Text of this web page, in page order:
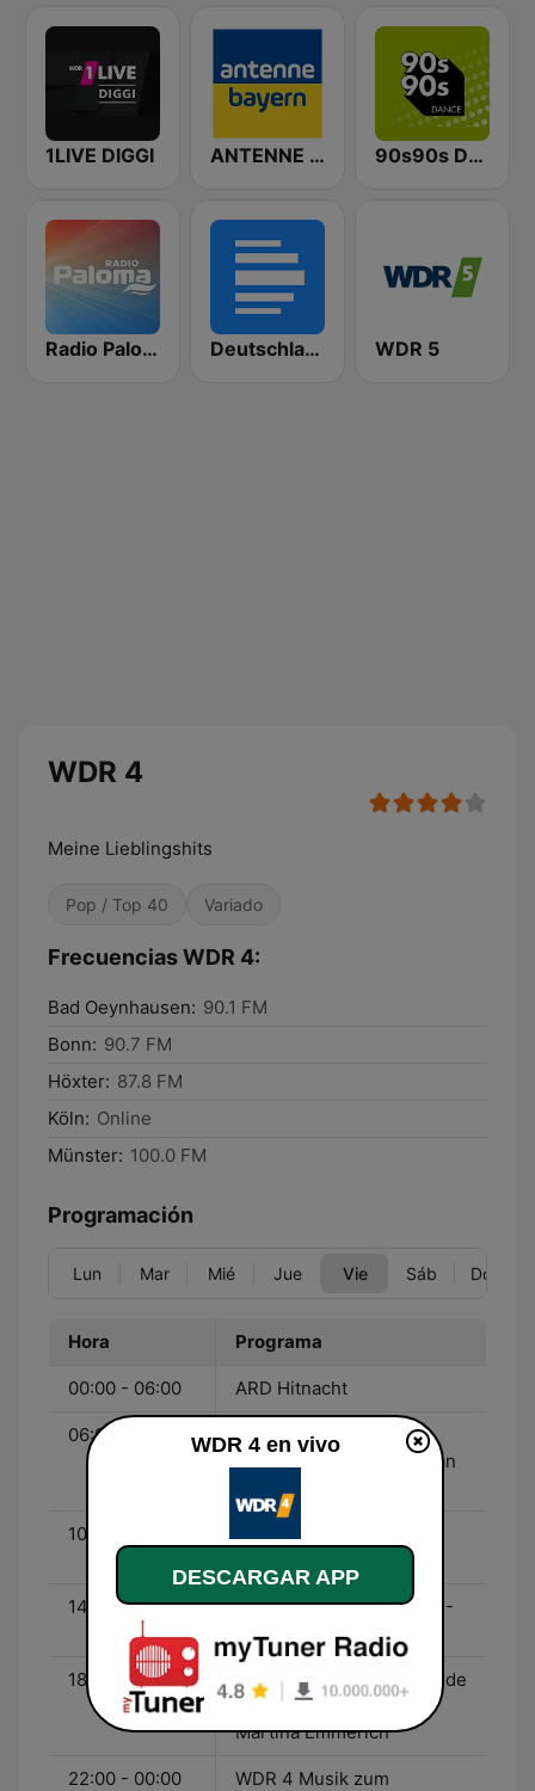
1LIVE DIGGI ANTENNE BAYERN 90s90s Dance
Radio Paloma Deutschlandfunk WDR 5
WDR 4
Meine Lieblingshits
Pop / Top 40 Variado
Frecuencias WDR 4:
Bad Oeynhausen: 90.1 FM
Bonn: 90.7 FM
Höxter: 87.8 FM
Köln: Online
Münster: 100.0 FM
Programación
Lun Mar Mié Jue Vie Sáb Dom
Hora Programa
00:00 - 06:00 ARD Hitnacht
06:00 - 10:00
WDR 4 Mein Morgen -
Heike Knispel und Bastian
Bender
10:00 - 14:00
WDR 4 Hier und Heute -
14:00 - 18:00
WDR 4 Mein Nachmittag -
Bernd Brüggemann
18:00 - 22:00
WDR 4 Ab ins Wochenende
- Die 70er/80er Show -
Martina Emmerich
22:00 - 00:00
WDR 4 Musik zum
WDR 4 en vivo
DESCARGAR APP